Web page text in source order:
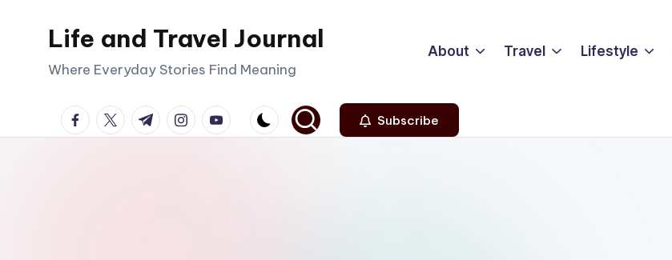
Life and Travel Journal
Where Everyday Stories Find Meaning
About Travel Lifestyle
facebook.com
twitter.com
t.me instagram.com
youtube.com Subscribe